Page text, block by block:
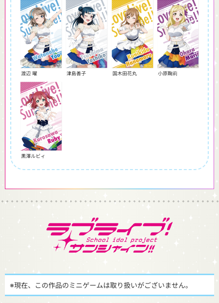
渡辺 曜 津島善子 国木田花丸 小原鞠莉
黒澤ルビィ
※現在、この作品のミニゲームは取り扱いがございません。